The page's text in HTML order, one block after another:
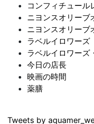
コンフィチュール
ニヨンスオリーブ
ニヨンスオリーブ
ラベルイロワーズ
ラベルイロワーズ
今日の店長
映画の時間
薬膳
Tweets by